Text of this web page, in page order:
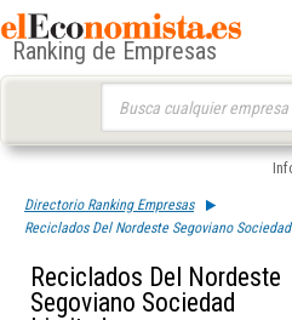
Ranking de Empresas
Directorio Ranking Empresas
Reciclados Del Nordeste Segoviano
Reciclados Del Nordeste
Segoviano Sociedad